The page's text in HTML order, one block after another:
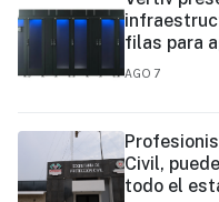
filas para
de centros
AGO 7
Civil,
todo el